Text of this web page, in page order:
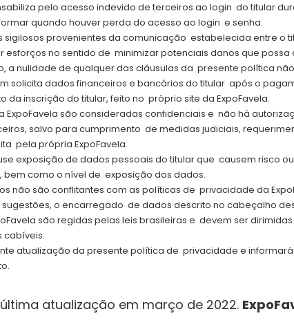
pelo acesso indevido de terceiros ao login do titular
quando houver perda do acesso ao login e senha.
provenientes da comunicação estabelecida entre o
no sentido de minimizar potenciais danos que
a nulidade de qualquer das cláusulas da presente política
solicita dados financeiros e bancários do titular após o
da inscrição do titular, feito no próprio site da ExpoFavela.
ExpoFavela são consideradas confidenciais e não há
salvo para cumprimento de medidas judiciais,
pela própria ExpoFavela.
exposição de dados pessoais do titular que causem risco
como o nível de exposição dos dados.
não são conflitantes com as políticas de privacidade da
o encarregado de dados descrito no cabeçalho
são regidas pelas leis brasileiras e devem ser
cabíveis.
atualização da presente política de privacidade e
atualização em março de 2022.